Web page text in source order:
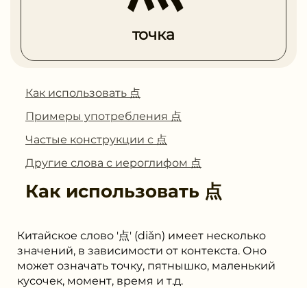
точка
Как использовать 点
Примеры употребления 点
Частые конструкции с 点
Другие слова с иероглифом 点
Как использовать 点
Китайское слово '点' (diǎn) имеет несколько
значений, в зависимости от контекста. Оно
может означать точку, пятнышко, маленький
кусочек, момент, время и т.д.